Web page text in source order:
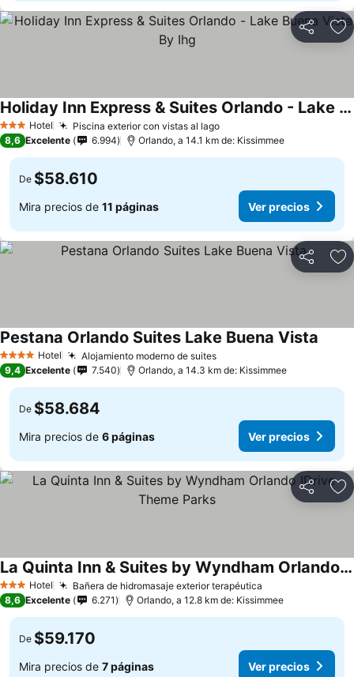
Compartir
3 Estrellas
Hotel Piscina exterior con vistas al lagoVer precios
Holiday Inn Express & Suites Orlando - Lake Buena Vista By Ihg
Ver precios
8,6 Excelente 6.994 Orlando, a 14.1 km de: Kissimmee
De $58.610
Mira precios de 11 páginas Ver precios
Compartir
4 EstrellasHotel Alojamiento moderno de suitesVer precios
Pestana Orlando Suites Lake Buena Vista
9,4 Excelente 7.540 Orlando, a 14.3 km de: Kissimmee
De $58.684
Mira precios de 6 páginas Ver precios
Compartir
3 Estrellas
Hotel Bañera de hidromasaje exterior terapéutica
La Quinta Inn & Suites by Wyndham Orlando IDrive Theme Parks
Ver precios
8,6 Excelente 6.271 Orlando, a 12.8 km de: Kissimmee
De $59.170
Mira precios de 7 páginas Ver precios